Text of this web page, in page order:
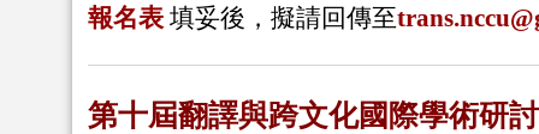
報名表 填妥後，擬請回傳至
第十屆翻譯與跨文化國際學術研